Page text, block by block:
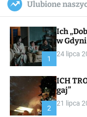
c
a
a
s
W
i
e
Ulubione
1
Ich
w Gdyni
24 lipca
2
ICH
gaj”
21 lipca